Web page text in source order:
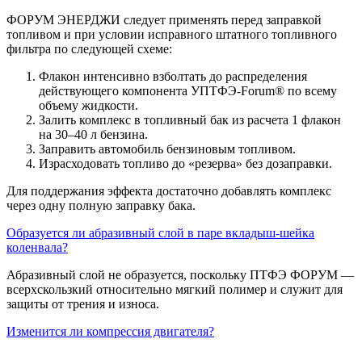
ФОРУМ ЭНЕРДЖИ следует применять перед заправкой
топливом и при условии исправного штатного топливного
фильтра по следующей схеме:
Флакон интенсивно взболтать до распределения
действующего компонента УПТФЭ-Forum® по всему
объему жидкости.
Залить комплекс в топливный бак из расчета 1 флакон
на 30–40 л бензина.
Заправить автомобиль бензиновым топливом.
Израсходовать топливо до «резерва» без дозаправки.
Для поддержания эффекта достаточно добавлять комплекс
через одну полную заправку бака.
Образуется ли абразивный слой в паре вкладыш-шейка
коленвала?
Абразивный слой не образуется, поскольку ПТФЭ ФОРУМ —
всерхскользкий относительно мягкий полимер и служит для
защиты от трения и износа.
Изменится ли компрессия двигателя?